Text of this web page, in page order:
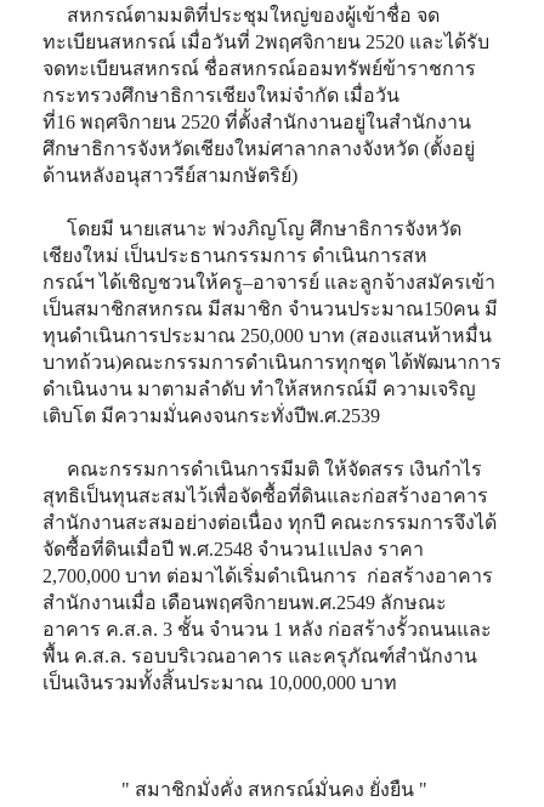
สหกรณ์ตามมติที่ประชุมใหญ่ของผู้เข้าชื่อ จด
ทะเบียนสหกรณ์ เมื่อวันที่ 2พฤศจิกายน 2520 และได้รับ
จดทะเบียนสหกรณ์ ชื่อสหกรณ์ออมทรัพย์ข้าราชการ
กระทรวงศึกษาธิการเชียงใหม่จำกัด เมื่อวัน
ที่16 พฤศจิกายน 2520 ที่ตั้งสำนักงานอยู่ในสำนักงาน
ศึกษาธิการจังหวัดเชียงใหม่ศาลากลางจังหวัด (ตั้งอยู่
ด้านหลังอนุสาวรีย์สามกษัตริย์)
โดยมี นายเสนาะ พ่วงภิญโญ ศึกษาธิการจังหวัด
เชียงใหม่ เป็นประธานกรรมการ ดำเนินการสห
กรณ์ฯ ได้เชิญชวนให้ครู–อาจารย์ และลูกจ้างสมัครเข้า
เป็นสมาชิกสหกรณ มีสมาชิก จำนวนประมาณ150คน มี
ทุนดำเนินการประมาณ 250,000 บาท (สองแสนห้าหมื่น
บาทถ้วน)คณะกรรมการดำเนินการทุกชุด ได้พัฒนาการ
ดำเนินงาน มาตามลำดับ ทำให้สหกรณ์มี ความเจริญ
เติบโต มีความมั่นคงจนกระทั่งปีพ.ศ.2539
คณะกรรมการดำเนินการมีมติ ให้จัดสรร เงินกำไร
สุทธิเป็นทุนสะสมไว้เพื่อจัดซื้อที่ดินและก่อสร้างอาคาร
สำนักงานสะสมอย่างต่อเนื่อง ทุกปี คณะกรรมการจึงได้
จัดซื้อที่ดินเมื่อปี พ.ศ.2548 จำนวน1แปลง ราคา
2,700,000 บาท ต่อมาได้เริ่มดำเนินการ ก่อสร้างอาคาร
สำนักงานเมื่อ เดือนพฤศจิกายนพ.ศ.2549 ลักษณะ
อาคาร ค.ส.ล. 3 ชั้น จำนวน 1 หลัง ก่อสร้างรั้วถนนและ
พื้น ค.ส.ล. รอบบริเวณอาคาร และครุภัณฑ์สำนักงาน
เป็นเงินรวมทั้งสิ้นประมาณ 10,000,000 บาท
" สมาชิกมั่งคั่ง สหกรณ์มั่นคง ยั่งยืน "